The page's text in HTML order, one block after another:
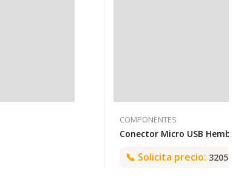
COMPONENTES
📞 Solicita precio: